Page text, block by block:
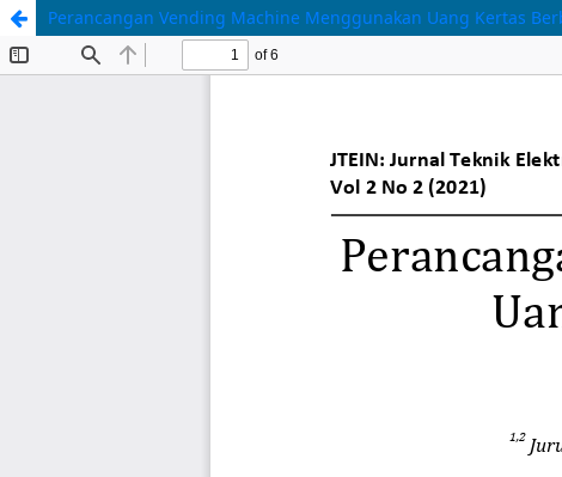
Perancangan Vending Machine Menggunakan Uang Kertas